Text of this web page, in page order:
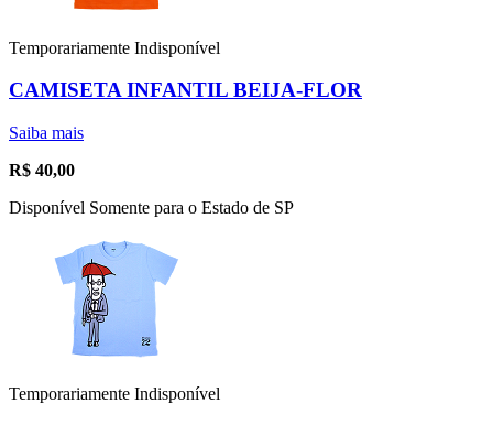
Temporariamente Indisponível
CAMISETA INFANTIL BEIJA-FLOR
Saiba mais
R$ 40,00
Disponível Somente para o Estado de SP
Temporariamente Indisponível